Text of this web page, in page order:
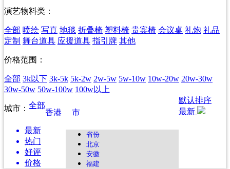
演艺物料类：
全部 喷绘 写真 地毯 折叠椅 塑料椅 贵宾椅 会议桌 礼炮 礼品
定制 舞台道具 应援道具 指引牌 其他
价格范围：
全部 3k以下 3k-5k 5k-2w 2w-5w 5w-10w 10w-20w 20w-30w
30w-50w 50w-100w 100w以上
城市： 全部
香港
市
省份
北京
安徽
福建
默认排序
最新
最新
热门
好评
价格